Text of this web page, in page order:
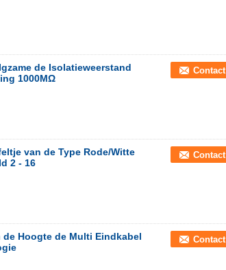
de Isolatieweerstand
1000MΩ
Contact
van de Type Rode/Witte
2 - 16
Contact
de Hoogte de Multi Eindkabel
Contact